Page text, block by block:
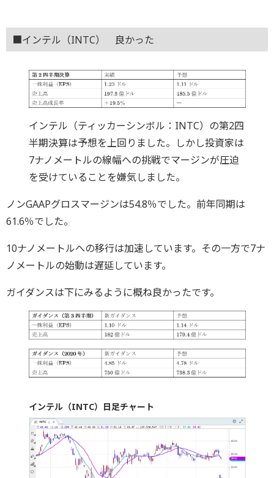
■インテル（INTC） 良かった
インテル（ティッカーシンボル：INTC）の第2四
半期決算は予想を上回りました。しかし投資家は
7ナノメートルの線幅への挑戦でマージンが圧迫
を受けていることを嫌気しました。
ノンGAAPグロスマージンは54.8％でした。前年同期は
61.6％でした。
10ナノメートルへの移行は加速しています。その一方で7ナ
ノメートルの始動は遅延しています。
ガイダンスは下にみるように概ね良かったです。
インテル（INTC）日足チャート